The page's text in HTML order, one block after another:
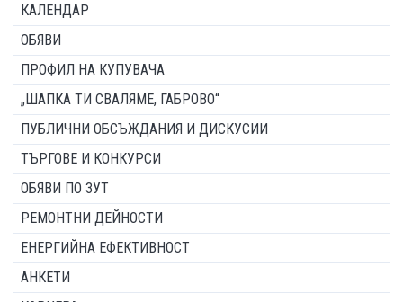
КАЛЕНДАР
ОБЯВИ
ПРОФИЛ НА КУПУВАЧА
„ШАПКА ТИ СВАЛЯМЕ, ГАБРОВО“
ПУБЛИЧНИ ОБСЪЖДАНИЯ И ДИСКУСИИ
ТЪРГОВЕ И КОНКУРСИ
ОБЯВИ ПО ЗУТ
РЕМОНТНИ ДЕЙНОСТИ
ЕНЕРГИЙНА ЕФЕКТИВНОСТ
АНКЕТИ